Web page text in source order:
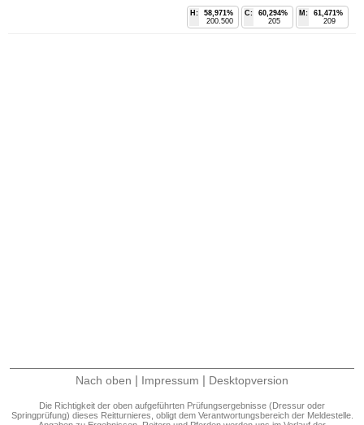
M:
61,471%
209
C:
60,294%
205
H:
58,971%
200.500
Nach oben | Impressum | Desktopversion
Die Richtigkeit der oben aufgeführten Prüfungsergebnisse (Dressur oder
Springprüfung) dieses Reitturnieres, obligt dem Verantwortungsbereich der Meldestelle.